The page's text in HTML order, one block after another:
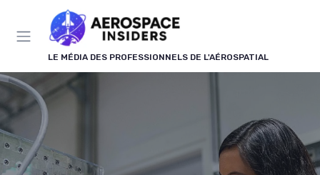
LE MÉDIA DES PROFESSIONNELS DE L'AÉROSPATIAL
Panneau de gestion des cookies